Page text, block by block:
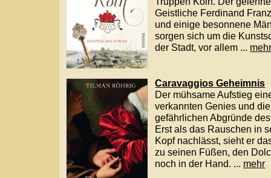
Caravaggios Geheimnis
Der mühsame Aufstieg eines
verkannten Genies und die
gefährlichen Abgründe des Ruhms.
Erst als das Rauschen in seinem
Kopf nachlässt, sieht er das Opfer
zu seinen Füßen, den Dolch hat er
noch in der Hand. ...mehr